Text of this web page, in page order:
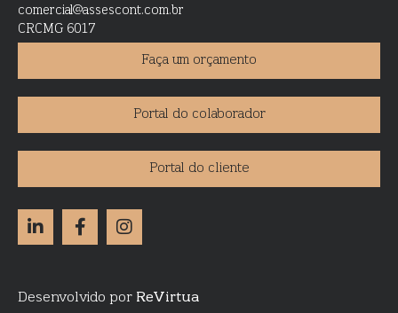
comercial@assescont.com.br
CRCMG 6017
Faça um orçamento
Portal do colaborador
Portal do cliente
Desenvolvido por ReVirtua